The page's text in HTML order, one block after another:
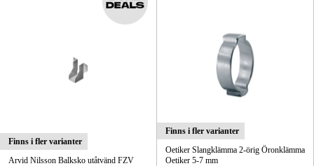
Finns i fler varianter
Arvid Nilsson Balksko utåtvänd FZV
Finns i fler varianter
Oetiker Slangklämma 2-örig Öronklämma
Oetiker 5-7 mm